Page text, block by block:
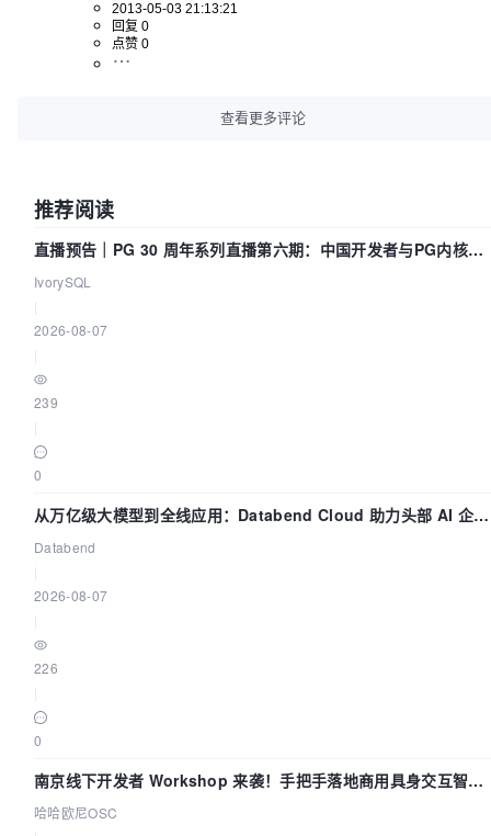
2013-05-03 21:13:21
回复 0
点赞 0
查看更多评论
推荐阅读
直播预告｜PG 30 周年系列直播第六期：中国开发者与PG内核
——我们改得动吗？我们贡献了什么？
IvorySQL
2026-08-07
239
0
从万亿级大模型到全线应用：Databend Cloud 助力头部 AI 企业
构建全链路 Trace 数据管道
Databend
2026-08-07
226
0
南京线下开发者 Workshop 来袭！手把手落地商用具身交互智能
Agent 应用
哈哈欧尼OSC